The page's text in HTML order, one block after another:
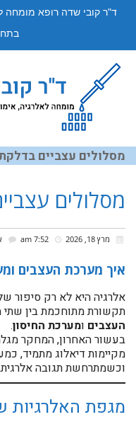
מסלולים עצביים
מסלולים
מרץ 18, 2026
איך מערכת העצבים
אלרגיה היא לא רק סיפור
תקשורת מתוחכמת בין שתי
העצבים ומערכת החיסון.
בעשור האחרון, המחקר
מקיימות דיאלוג מתמיד,
וכשמתרחשת תגובה
מגפת האלרגיות
ד"ר קובי שדה רופא מומחה